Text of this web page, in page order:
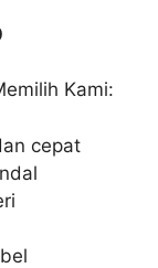
Kami:
cepat